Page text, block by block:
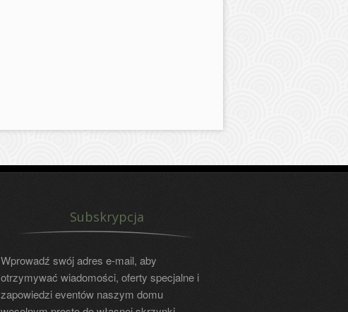
Subskrypcja
Wprowadź swój adres e-mail, aby
otrzymywać wiadomości, oferty specjalne i
zapowiedzi eventów naszym domu